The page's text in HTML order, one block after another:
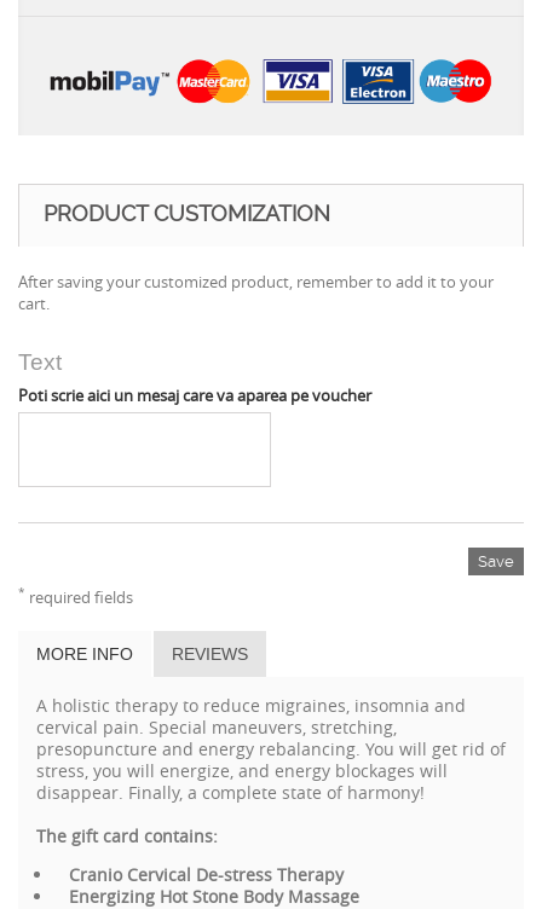
PRODUCT CUSTOMIZATION
After saving your customized product, remember to add it to your
cart.
Text
Poti scrie aici un mesaj care va aparea pe voucher
Save
* required fields
MORE INFO REVIEWS
A holistic therapy to reduce migraines, insomnia and
cervical pain. Special maneuvers, stretching,
presopuncture and energy rebalancing. You will get rid of
stress, you will energize, and energy blockages will
disappear. Finally, a complete state of harmony!
The gift card contains:
Cranio Cervical De-stress Therapy
Energizing Hot Stone Body Massage